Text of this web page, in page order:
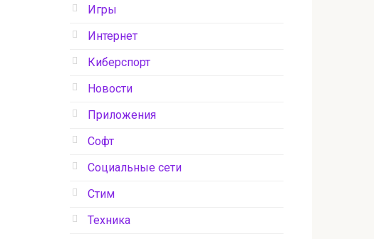
Игры
Интернет
Киберспорт
Новости
Приложения
Софт
Социальные сети
Стим
Техника